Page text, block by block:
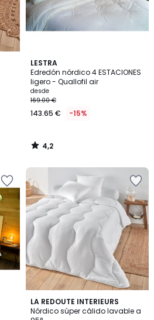
LESTRA
Edredón nórdico 4 ESTACIONES
ligero - Quallofil air
desde
169.00 €
143.65 € -15%
4,2
/ 5
4,2
/
LA REDOUTE INTERIEURS
Nórdico súper cálido lavable a
4,6
/ 5